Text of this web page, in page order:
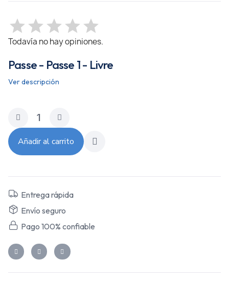
Todavía no hay opiniones.
Passe - Passe 1 - Livre
Ver descripción
Añadir al carrito
Entrega rápida
Envío seguro
Pago 100% confiable